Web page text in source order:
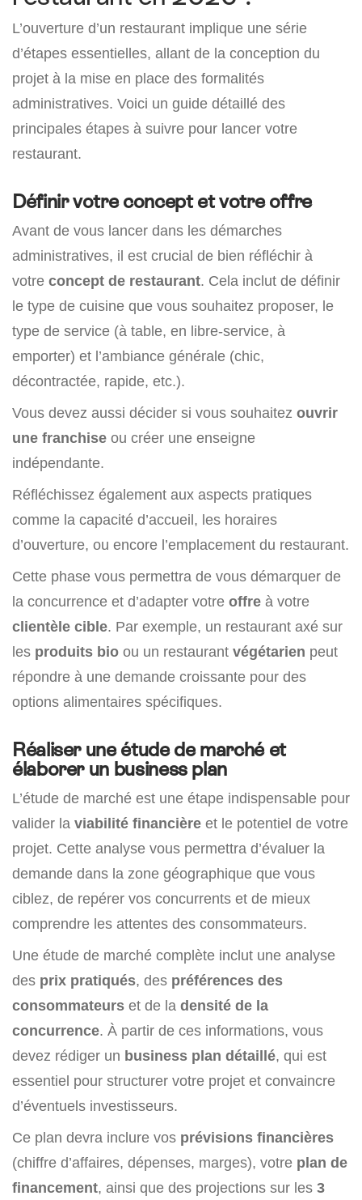
L’ouverture d’un restaurant implique une série
d’étapes essentielles, allant de la conception du
projet à la mise en place des formalités
administratives. Voici un guide détaillé des
principales étapes à suivre pour lancer votre
restaurant.
Définir votre concept et votre offre
Avant de vous lancer dans les démarches
administratives, il est crucial de bien réfléchir à
votre concept de restaurant. Cela inclut de définir
le type de cuisine que vous souhaitez proposer, le
type de service (à table, en libre-service, à
emporter) et l’ambiance générale (chic,
décontractée, rapide, etc.).
Vous devez aussi décider si vous souhaitez ouvrir
une franchise ou créer une enseigne
indépendante.
Réfléchissez également aux aspects pratiques
comme la capacité d’accueil, les horaires
d’ouverture, ou encore l’emplacement du restaurant.
Cette phase vous permettra de vous démarquer de
la concurrence et d’adapter votre offre à votre
clientèle cible. Par exemple, un restaurant axé sur
les produits bio ou un restaurant végétarien peut
répondre à une demande croissante pour des
options alimentaires spécifiques.
Réaliser une étude de marché et
élaborer un business plan
L’étude de marché est une étape indispensable pour
valider la viabilité financière et le potentiel de votre
projet. Cette analyse vous permettra d’évaluer la
demande dans la zone géographique que vous
ciblez, de repérer vos concurrents et de mieux
comprendre les attentes des consommateurs.
Une étude de marché complète inclut une analyse
des prix pratiqués, des préférences des
consommateurs et de la densité de la
concurrence. À partir de ces informations, vous
devez rédiger un business plan détaillé, qui est
essentiel pour structurer votre projet et convaincre
d’éventuels investisseurs.
Ce plan devra inclure vos prévisions financières
(chiffre d’affaires, dépenses, marges), votre plan de
financement, ainsi que des projections sur les 3